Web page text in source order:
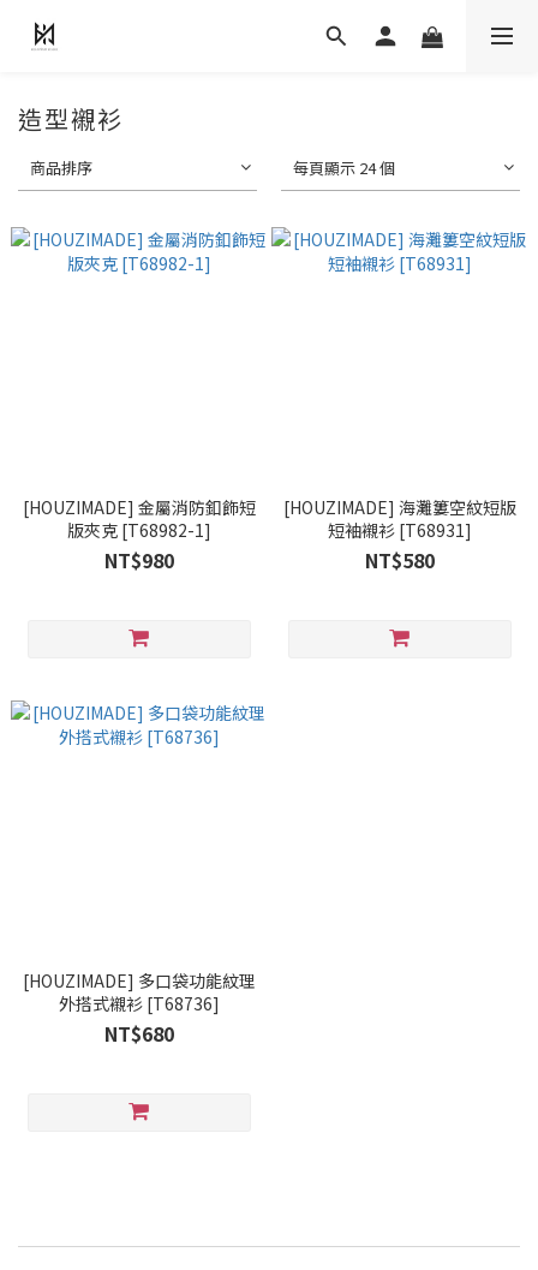
造型襯衫
商品排序 每頁顯示 24 個
[HOUZIMADE] 金屬消防釦飾短
版夾克 [T68982-1]
NT$980
[HOUZIMADE] 海灘簍空紋短版
短袖襯衫 [T68931]
NT$580
[HOUZIMADE] 多口袋功能紋理
外搭式襯衫 [T68736]
NT$680